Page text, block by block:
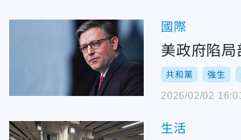
國際
美政府陷
共和黨 強生
2026/02/02 16:01
生活